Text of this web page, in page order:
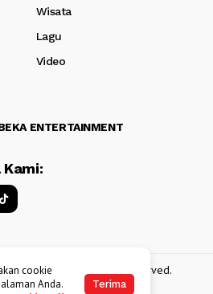
Wisata
Lagu
Video
ENTERTAINMENT
BATAKKEREN . All rights reserved.
cookie
Anda.
Terima